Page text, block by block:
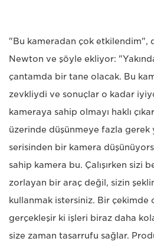
"Bu kameradan çok etkilendim",
Newton ve şöyle ekliyor:
çantamda bir tane olacak. Bu
zevkliydi ve sonuçlar o kadar
kameraya sahip olmayı haklı
üzerinde düşünmeye fazla gerek
serisinden bir kamera
sahip kamera bu. Çalışırken sizi
zorlayan bir araç değil, sizin
kullanmak istersiniz. Bir çekimde
gerçekleşir ki işleri biraz daha
size zaman tasarrufu sağlar.